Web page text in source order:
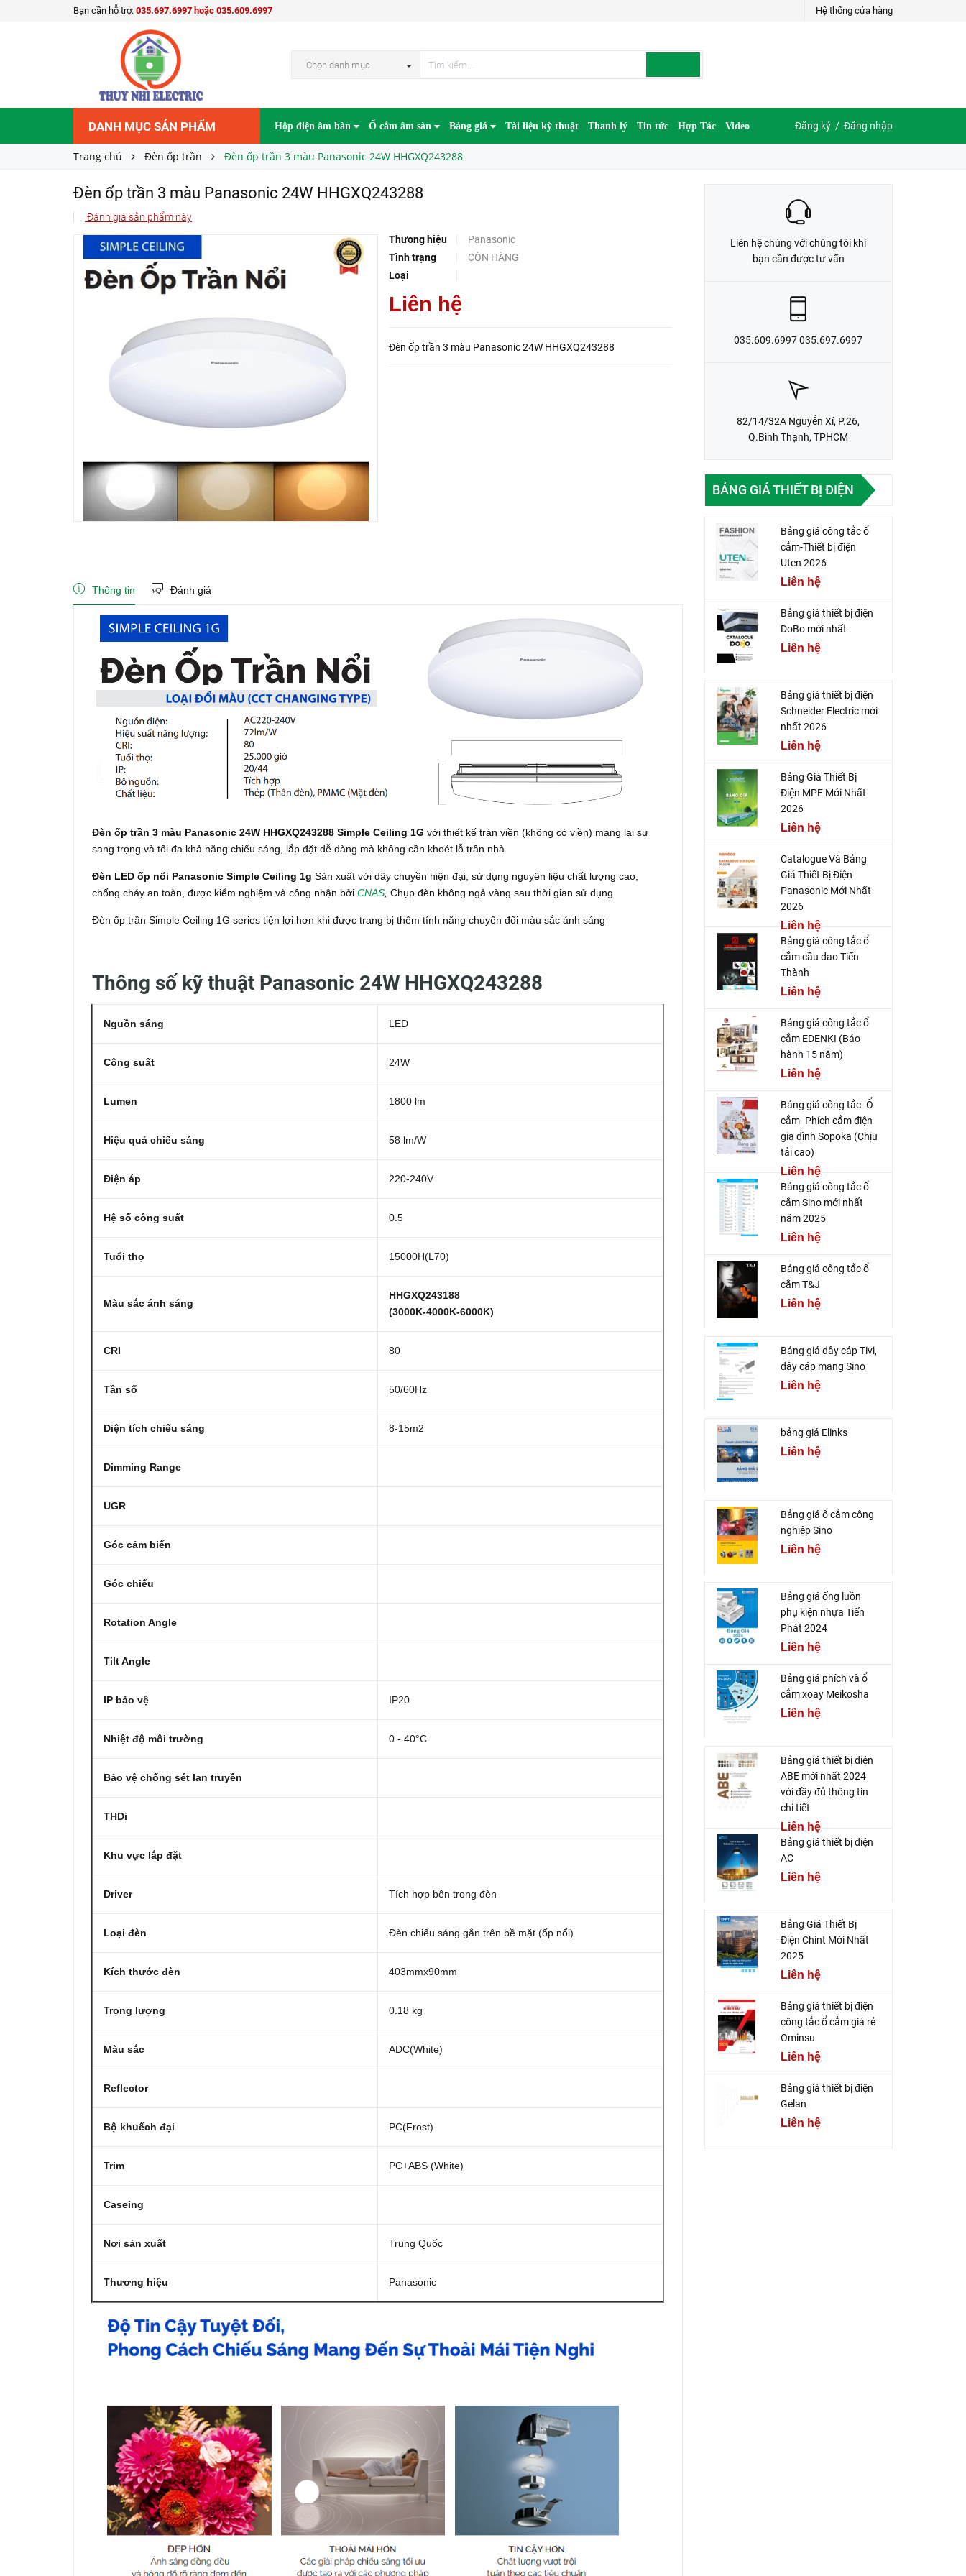
Bạn cần hỗ trợ: 035.697.6997 hoặc 035.609.6997 Hệ thống cửa hàng
Chọn danh mục
DANH MỤC SẢN PHẨM Hộp điện âm bàn Ổ cắm âm sàn Bảng giá Tài liệu kỹ thuật Thanh lý Tin tức Hợp Tác Video Đăng ký / Đăng nhập
Trang chủ Đèn ốp trần Đèn ốp trần 3 màu Panasonic 24W HHGXQ243288
Đèn ốp trần 3 màu Panasonic 24W HHGXQ243288
Đánh giá sản phẩm này
Thương hiệu
Panasonic
Tình trạng
CÒN HÀNG
Loại
Liên hệ
Đèn ốp trần 3 màu Panasonic 24W HHGXQ243288
Đèn ốp trần 3 màu Panasonic 24W HHGXQ243288
Giá bán: Liên hệ
LIÊN HỆ ĐẶT HÀNG
Thông tin Đánh giá
Đèn ốp trần 3 màu Panasonic 24W HHGXQ243288 Simple Ceiling 1G với thiết kế tràn viền (không có viền) mang lại sự
sang trọng và tối đa khả năng chiếu sáng, lắp đặt dễ dàng mà không cần khoét lỗ trần nhà
Đèn LED ốp nổi Panasonic Simple Ceiling 1g Sản xuất với dây chuyền hiện đại, sử dụng nguyên liệu chất lượng cao,
chống cháy an toàn, được kiểm nghiệm và công nhận bởi CNAS Chụp đèn không ngả vàng sau thời gian sử dụng
Đèn ốp trần Simple Ceiling 1G series tiện lợi hơn khi được trang bị thêm tính năng chuyển đổi màu sắc ánh sáng
Thông số kỹ thuật Panasonic 24W HHGXQ243288
Nguồn sáng LED
Công suất 24W
Lumen 1800 lm
Hiệu quả chiếu sáng 58 lm/W
Điện áp 220-240V
Hệ số công suất 0.5
Tuổi thọ 15000H(L70)
Màu sắc ánh sáng
HHGXQ243188
(3000K-4000K-6000K)
CRI 80
Tần số 50/60Hz
Diện tích chiếu sáng 8-15m2
Dimming Range
UGR
Góc cảm biến
Góc chiếu
Rotation Angle
Tilt Angle
IP bảo vệ IP20
Nhiệt độ môi trường 0 - 40°C
Bảo vệ chống sét lan truyền
THDi
Khu vực lắp đặt
Driver Tích hợp bên trong đèn
Loại đèn Đèn chiếu sáng gắn trên bề mặt (ốp nổi)
Kích thước đèn 403mmx90mm
Trọng lượng 0.18 kg
Màu sắc ADC(White)
Reflector
Bộ khuếch đại PC(Frost)
Trim PC+ABS (White)
Caseing
Nơi sản xuất Trung Quốc
Thương hiệu Panasonic
Liên hệ chúng với chúng tôi khi
bạn cần được tư vấn
035.609.6997 035.697.6997
82/14/32A Nguyễn Xí, P.26,
Q.Bình Thạnh, TPHCM
BẢNG GIÁ THIẾT BỊ ĐIỆN
Bảng giá công tắc ổ
cắm-Thiết bị điện
Uten 2026
Liên hệ
Bảng giá thiết bị điện
DoBo mới nhất
Liên hệ
Bảng giá thiết bị điện
Schneider Electric mới
nhất 2026
Liên hệ
Bảng Giá Thiết Bị
Điện MPE Mới Nhất
2026
Liên hệ
Catalogue Và Bảng
Giá Thiết Bị Điện
Panasonic Mới Nhất
2026
Liên hệ
Bảng giá công tắc ổ
cắm cầu dao Tiến
Thành
Liên hệ
Bảng giá công tắc ổ
cắm EDENKI (Bảo
hành 15 năm)
Liên hệ
Bảng giá công tắc- Ổ
cắm- Phích cắm điện
gia đình Sopoka (Chịu
tải cao)
Liên hệ
Bảng giá công tắc ổ
cắm Sino mới nhất
năm 2025
Liên hệ
Bảng giá công tắc ổ
cắm T&J
Liên hệ
Bảng giá dây cáp Tivi,
dây cáp mạng Sino
Liên hệ
bảng giá Elinks
Liên hệ
Bảng giá ổ cắm công
nghiệp Sino
Liên hệ
Bảng giá ống luồn
phụ kiện nhựa Tiến
Phát 2024
Liên hệ
Bảng giá phích và ổ
cắm xoay Meikosha
Liên hệ
Bảng giá thiết bị điện
ABE mới nhất 2024
với đầy đủ thông tin
chi tiết
Liên hệ
Bảng giá thiết bị điện
AC
Liên hệ
Bảng Giá Thiết Bị
Điện Chint Mới Nhất
2025
Liên hệ
Bảng giá thiết bị điện
công tắc ổ cắm giá rẻ
Ominsu
Liên hệ
Bảng giá thiết bị điện
Gelan
Liên hệ